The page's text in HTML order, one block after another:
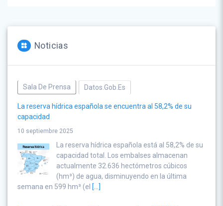
Noticias
Sala De Prensa Datos.gob.es
La reserva hídrica española se encuentra al 58,2% de su
capacidad
10 septiembre 2025
La reserva hídrica española está al 58,2% de su
capacidad total. Los embalses almacenan
actualmente 32.636 hectómetros cúbicos
(hm³) de agua, disminuyendo en la última
semana en 599 hm³ (el [...]